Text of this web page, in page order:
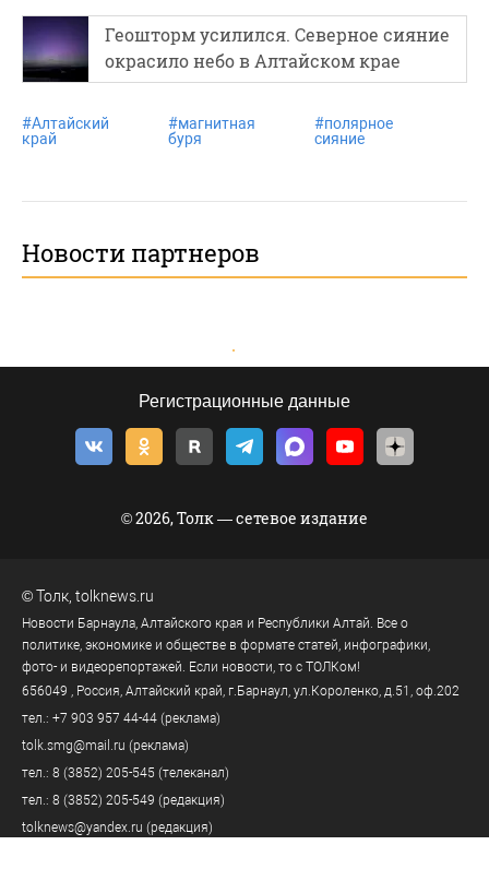
Геошторм усилился. Северное сияние
окрасило небо в Алтайском крае
#Алтайский
край
#магнитная
буря
#полярное
сияние
Новости партнеров
Регистрационные данные
© 2026, Толк — сетевое издание
©Толк tolknews.ru
Новости Барнаула, Алтайского края и Республики Алтай. Все о
политике, экономике и обществе в формате статей, инфографики,
фото- и видеорепортажей. Если новости, то с ТОЛКом!
656049 , Россия, Алтайский край, г.Барнаул, ул.Короленко, д.51, оф.202
тел.: +7 903 957 44-44 (реклама)
tolk.smg@mail.ru (реклама)
тел.: 8 (3852) 205-545 (телеканал)
тел.: 8 (3852) 205-549 (редакция)
tolknews@yandex.ru (редакция)